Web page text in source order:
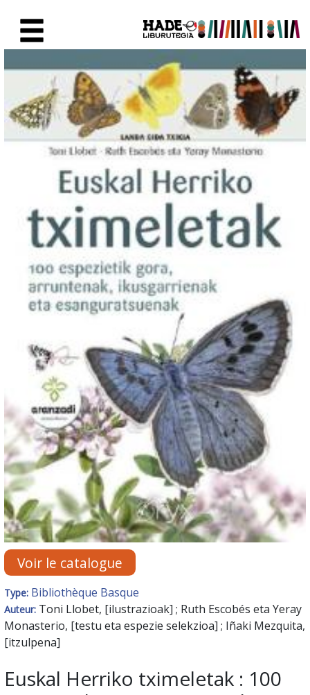
Fiche de Nouveaux Livres -
Voir le catalogue
Type: Bibliothèque Basque
Auteur: Toni Llobet, [ilustrazioak] ; Ruth Escobés eta Yeray
Monasterio, [testu eta espezie selekzioa] ; Iñaki Mezquita,
[itzulpena]
Euskal Herriko tximeletak : 100